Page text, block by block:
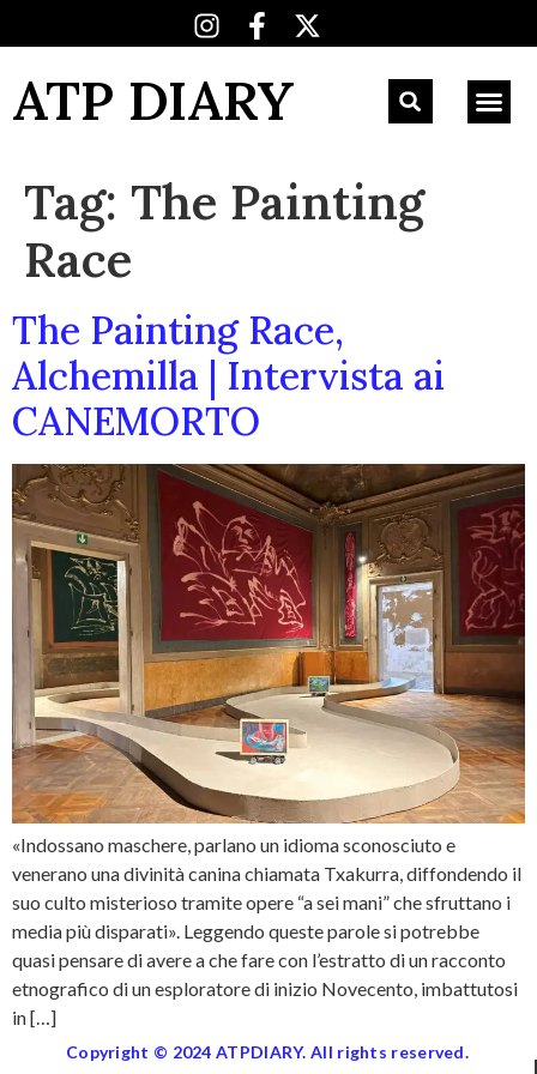
ATP DIARY
Tag: The Painting
Race
The Painting Race,
Alchemilla | Intervista ai
CANEMORTO
«Indossano maschere, parlano un idioma sconosciuto e
venerano una divinità canina chiamata Txakurra, diffondendo il
suo culto misterioso tramite opere “a sei mani” che sfruttano i
media più disparati». Leggendo queste parole si potrebbe
quasi pensare di avere a che fare con l’estratto di un racconto
etnografico di un esploratore di inizio Novecento, imbattutosi
in […]
Copyright © 2024 ATPDIARY. All rights reserved.